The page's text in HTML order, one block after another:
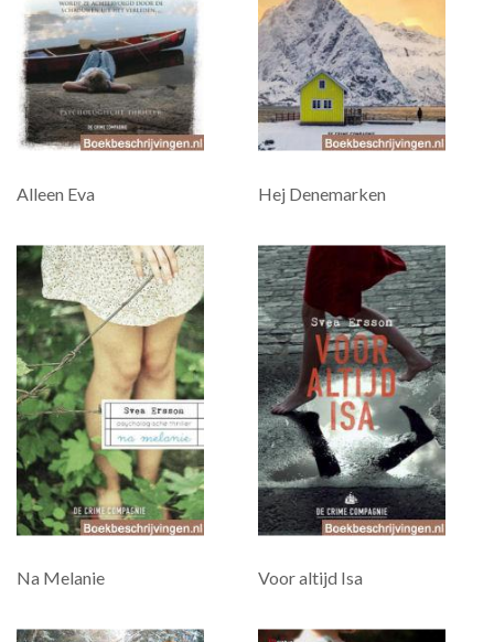
Alleen Eva Hej Denemarken
Na Melanie Voor altijd Isa